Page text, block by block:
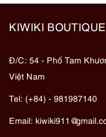
KIWIKI BOUTIQUE
Đ/C: 54 - Phố Tam
Việt Nam
Tel: (+84) - 981987140
Email: